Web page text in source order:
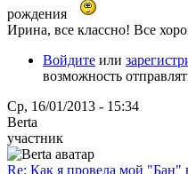
рождения
Ирина, все классно! Все
Войдите или
возможность
Ср, 16/01/2013 - 15:34
Berta
участник
Re: Как я провела мой "Бан"